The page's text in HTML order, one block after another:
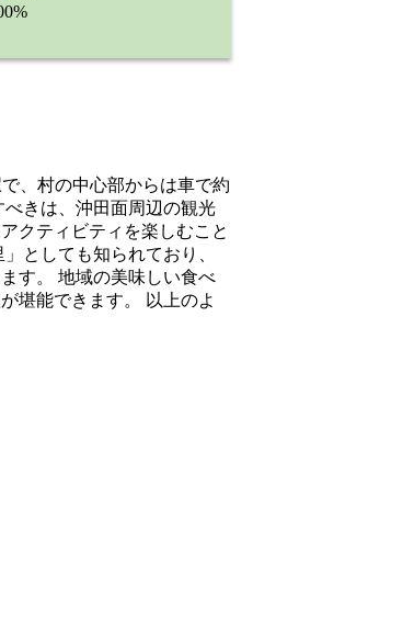
、村の中心部からは車で約
きは、沖田面周辺の観光
クティビティを楽しむこと
としても知られており、
す。 地域の美味しい食べ
堪能できます。 以上のよ